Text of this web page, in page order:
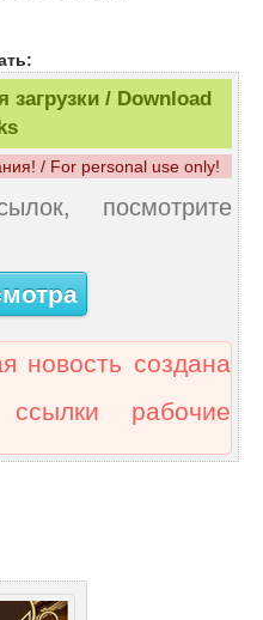
/ Download
/ For personal use only!
посмотрите
новость создана
рабочие